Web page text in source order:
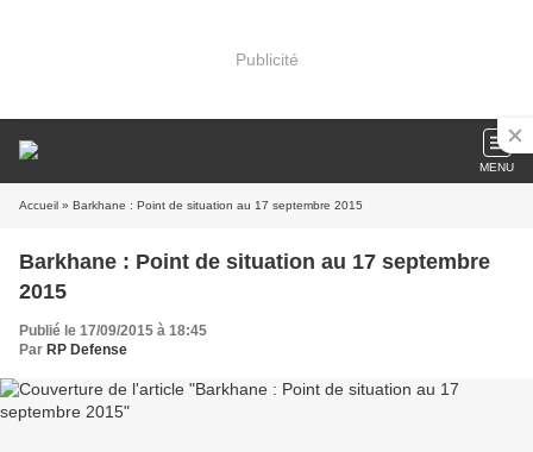
Publicité
MENU
Accueil » Barkhane : Point de situation au 17 septembre 2015
Barkhane : Point de situation au 17 septembre
2015
Publié le 17/09/2015 à 18:45
Par RP Defense